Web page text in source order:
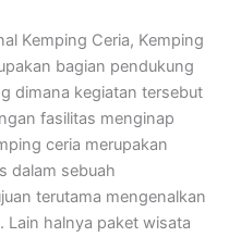
Kemping Ceria, Kemping
bagian pendukung
dimana kegiatan tersebut
fasilitas menginap
ceria merupakan
dalam sebuah
terutama mengenalkan
Lain halnya paket wisata